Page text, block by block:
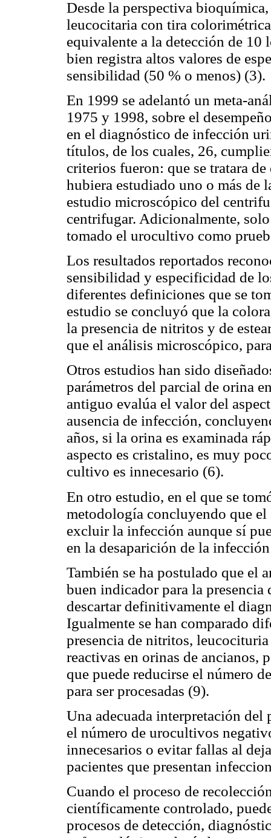
Desde la perspectiva
leucocitaria con tira
equivalente a la detección de
bien registra altos valores de
sensibilidad (50 % o menos) (3).
En 1999 se adelantó un meta-
1975 y 1998, sobre el
en el diagnóstico de infección
títulos, de los cuales, 26,
criterios fueron: que se tratara
hubiera estudiado uno o más de
estudio microscópico del
centrifugar. Adicionalmente,
tomado el urocultivo como
Los resultados reportados
sensibilidad y especificidad de
diferentes definiciones que se
estudio se concluyó que la
la presencia de nitritos y de
que el análisis microscópico,
Otros estudios han sido
parámetros del parcial de orina
antiguo evalúa el valor del
ausencia de infección,
años, si la orina es examinada
aspecto es cristalino, es muy
cultivo es innecesario (6).
En otro estudio, en el que se
metodología concluyendo que
excluir la infección aunque sí
en la desaparición de la
También se ha postulado que el
buen indicador para la
descartar definitivamente el
Igualmente se han comparado
presencia de nitritos,
reactivas en orinas de ancianos,
que puede reducirse el número
para ser procesadas (9).
Una adecuada interpretación
el número de urocultivos
innecesarios o evitar fallas al
pacientes que presentan
Cuando el proceso de
científicamente controlado,
procesos de detección,